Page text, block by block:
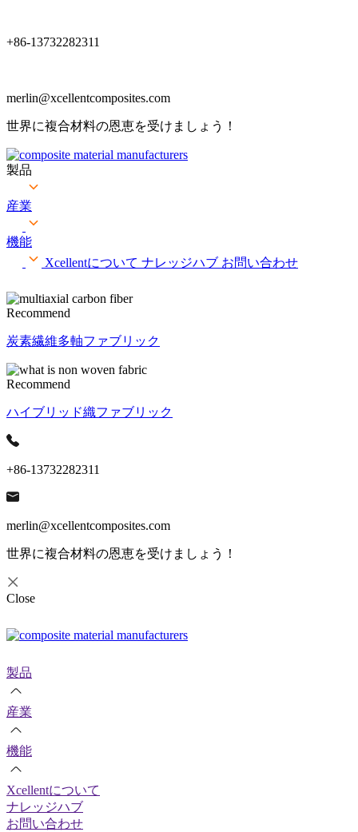
+86-13732282311
merlin@xcellentcomposites.com
世界に複合材料の恩恵を受けましょう！
製品
産業
機能
Xcellentについて ナレッジハブ お問い合わせ
Recommend
炭素繊維多軸ファブリック
Recommend
ハイブリッド織ファブリック
+86-13732282311
merlin@xcellentcomposites.com
世界に複合材料の恩恵を受けましょう！
Close
製品
産業
機能
Xcellentについて
ナレッジハブ
お問い合わせ